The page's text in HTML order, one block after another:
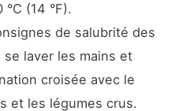
(14 °F).
de salubrité des
se laver les mains et
croisée avec le
et les légumes crus.